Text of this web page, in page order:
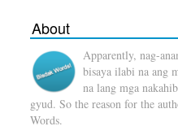
About
Apparently, nag-
bisaya ilabi na ang
na lang mga
gyud. So the reason for the
Words.